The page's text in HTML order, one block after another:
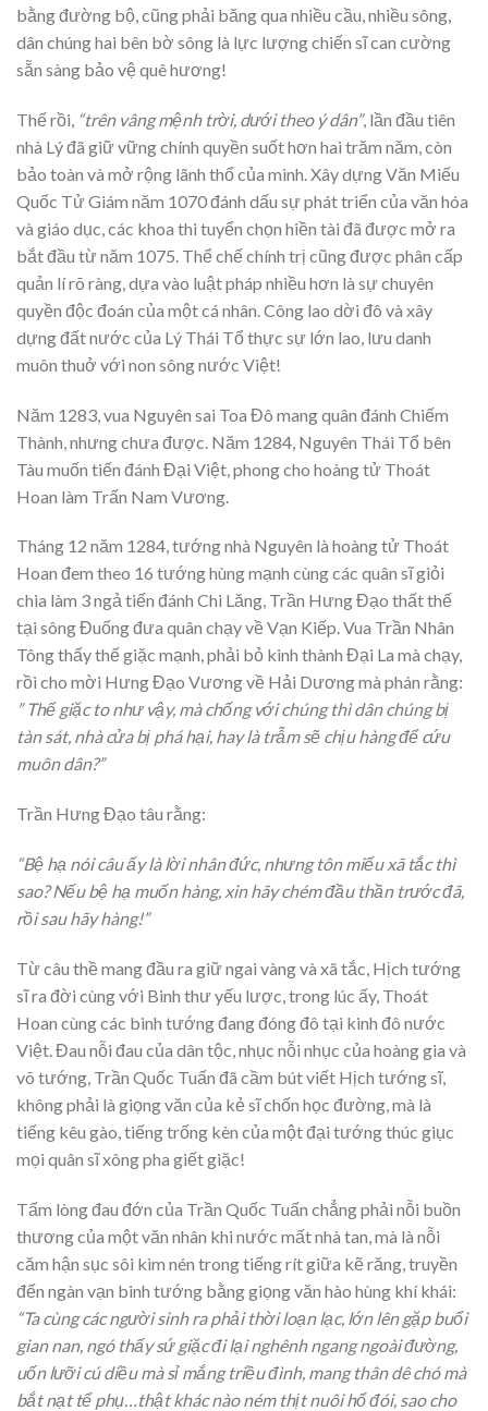
bằng đường bộ, cũng phải băng qua nhiều cầu, nhiều sông,
dân chúng hai bên bờ sông là lực lượng chiến sĩ can cường
sẵn sàng bảo vệ quê hương!
Thế rồi, “trên vâng mệnh trời, dưới theo ý dân”, lần đầu tiên
nhà Lý đã giữ vững chính quyền suốt hơn hai trăm năm, còn
bảo toàn và mở rộng lãnh thổ của mình. Xây dựng Văn Miếu
Quốc Tử Giám năm 1070 đánh dấu sự phát triển của văn hóa
và giáo dục, các khoa thi tuyển chọn hiền tài đã được mở ra
bắt đầu từ năm 1075. Thể chế chính trị cũng được phân cấp
quản lí rõ ràng, dựa vào luật pháp nhiều hơn là sự chuyên
quyền độc đoán của một cá nhân. Công lao dời đô và xây
dựng đất nước của Lý Thái Tổ thực sự lớn lao, lưu danh
muôn thuở với non sông nước Việt!
Năm 1283, vua Nguyên sai Toa Đô mang quân đánh Chiếm
Thành, nhưng chưa được. Năm 1284, Nguyên Thái Tổ bên
Tàu muốn tiến đánh Đại Việt, phong cho hoàng tử Thoát
Hoan làm Trấn Nam Vương.
Tháng 12 năm 1284, tướng nhà Nguyên là hoàng tử Thoát
Hoan đem theo 16 tướng hùng mạnh cùng các quân sĩ giỏi
chia làm 3 ngả tiến đánh Chi Lăng, Trần Hưng Đạo thất thế
tại sông Đuống đưa quân chạy về Vạn Kiếp. Vua Trần Nhân
Tông thấy thế giặc mạnh, phải bỏ kinh thành Đại La mà chạy,
rồi cho mời Hưng Đạo Vương về Hải Dương mà phán rằng:
” Thế giặc to như vậy, mà chống với chúng thì dân chúng bị
tàn sát, nhà cửa bị phá hại, hay là trẫm sẽ chịu hàng để cứu
muôn dân?”
Trần Hưng Đạo tâu rằng:
“Bệ hạ nói câu ấy là lời nhân đức, nhưng tôn miếu xã tắc thì
sao? Nếu bệ hạ muốn hàng, xin hãy chém đầu thần trước đã,
rồi sau hãy hàng!”
Từ câu thề mang đầu ra giữ ngai vàng và xã tắc, Hịch tướng
sĩ ra đời cùng với Binh thư yếu lược, trong lúc ấy, Thoát
Hoan cùng các binh tướng đang đóng đô tại kinh đô nước
Việt. Đau nỗi đau của dân tộc, nhục nỗi nhục của hoàng gia và
võ tướng, Trần Quốc Tuấn đã cầm bút viết Hịch tướng sĩ,
không phải là giọng văn của kẻ sĩ chốn học đường, mà là
tiếng kêu gào, tiếng trống kèn của một đại tướng thúc giục
mọi quân sĩ xông pha giết giặc!
Tấm lòng đau đớn của Trần Quốc Tuấn chẳng phải nỗi buồn
thương của một văn nhân khi nước mất nhà tan, mà là nỗi
căm hận sục sôi kìm nén trong tiếng rít giữa kẽ răng, truyền
đến ngàn vạn binh tướng bằng giọng văn hào hùng khí khái:
“Ta cùng các người sinh ra phải thời loạn lạc, lớn lên gặp buổi
gian nan, ngó thấy sứ giặc đi lại nghênh ngang ngoài đường,
uốn lưỡi cú diều mà sỉ mắng triều đình, mang thân dê chó mà
bắt nạt tể phụ…thật khác nào ném thịt nuôi hổ đói, sao cho